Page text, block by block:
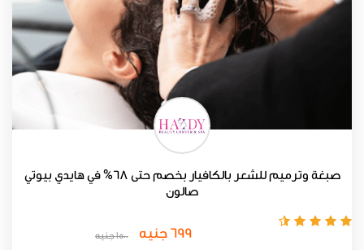
صبغة وترميم للشعر بالكافيار بخصم حتى 68% في هايدي بيوتي
صالون
699 جنيه 1500 جنيه